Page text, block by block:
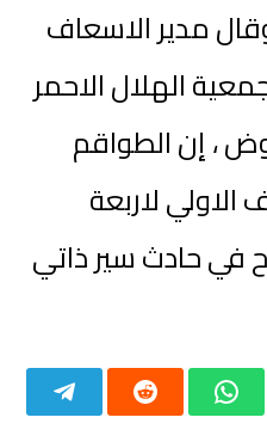
مدير الاسعاف
الهلال الاحمر
، إن الطواقم
لاربعة
في حادث سير ذاتي